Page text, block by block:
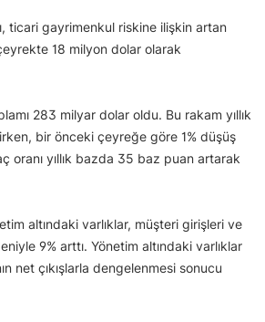
ticari gayrimenkul riskine ilişkin artan
18 milyon dolar olarak
283 milyar dolar oldu. Bu rakam yıllık
bir önceki çeyreğe göre 1% düşüş
oranı yıllık bazda 35 baz puan artarak
altındaki varlıklar, müşteri girişleri ve
9% arttı. Yönetim altındaki varlıklar
net çıkışlarla dengelenmesi sonucu